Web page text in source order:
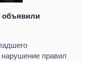
правил